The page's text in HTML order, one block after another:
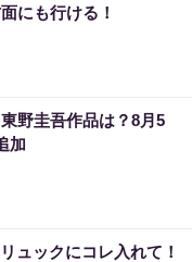
にも行ける！
野圭吾作品は？8月5
加
ュックにコレ入れて！